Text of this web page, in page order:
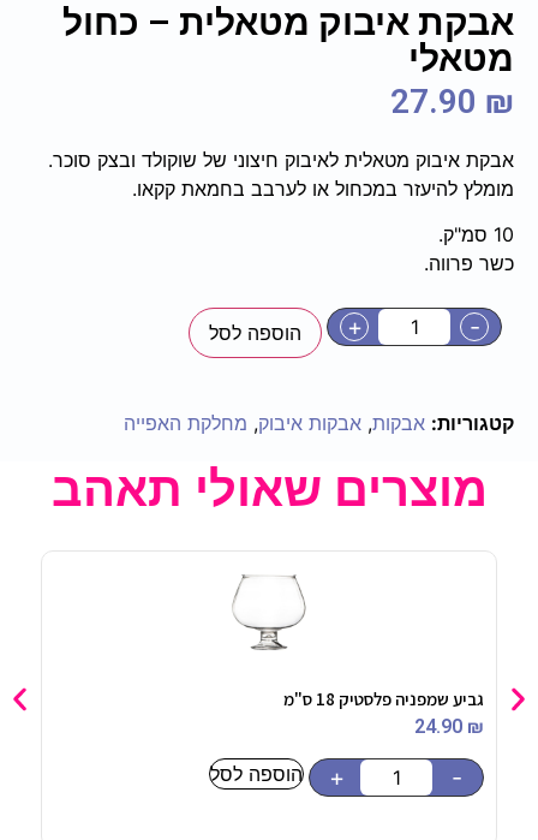
אבקת איבוק מטאלית – כחול
מטאלי
27.90 ₪
אבקת איבוק מטאלית לאיבוק חיצוני של שוקולד ובצק סוכר.
מומלץ להיעזר במכחול או לערבב בחמאת קקאו.
10 סמ"ק.
כשר פרווה.
-
+ הוספה לסל
קטגוריות: אבקות, אבקות איבוק, מחלקת האפייה
מוצרים שאולי תאהב
גביע שמפניה פלסטיק 18 ס"מ
24.90 ₪
-
+ הוספה לסל